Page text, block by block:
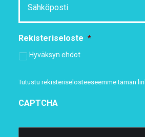
Rekisteriseloste *
Hyväksyn ehdot
Tutustu rekisteriselosteeseemmetämän
CAPTCHA